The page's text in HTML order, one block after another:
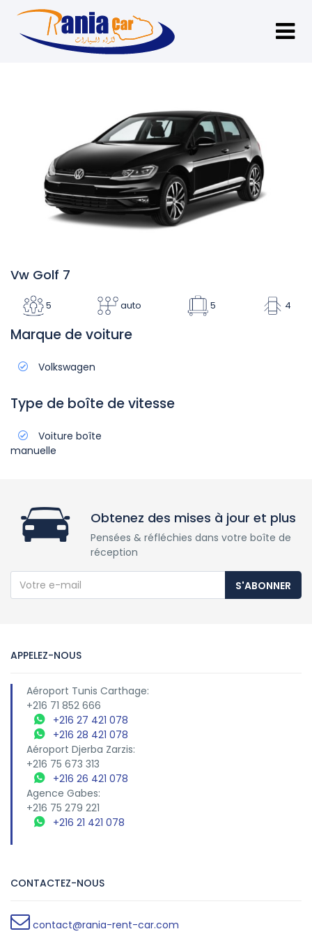
Vw Golf 7
5 auto 5 4
Marque de voiture
Volkswagen
Type de boîte de vitesse
Voiture boîte
manuelle
Obtenez des mises à jour et plus
Pensées & réfléchies dans votre boîte de
réception
S'ABONNER
APPELEZ-NOUS
Aéroport Tunis Carthage:
+216 71 852 666
+216 27 421 078
+216 28 421 078
Aéroport Djerba Zarzis:
+216 75 673 313
+216 26 421 078
Agence Gabes:
+216 75 279 221
+216 21 421 078
CONTACTEZ-NOUS
contact@rania-rent-car.com